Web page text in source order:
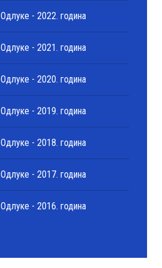
Одлуке - 2022. година
Одлуке - 2021. година
Одлуке - 2020. година
Одлуке - 2019. година
Одлуке - 2018. година
Одлуке - 2017. година
Одлуке - 2016. година